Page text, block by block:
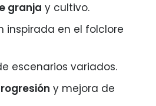
granja y cultivo.
inspirada en el folclore
escenarios variados.
y mejora de